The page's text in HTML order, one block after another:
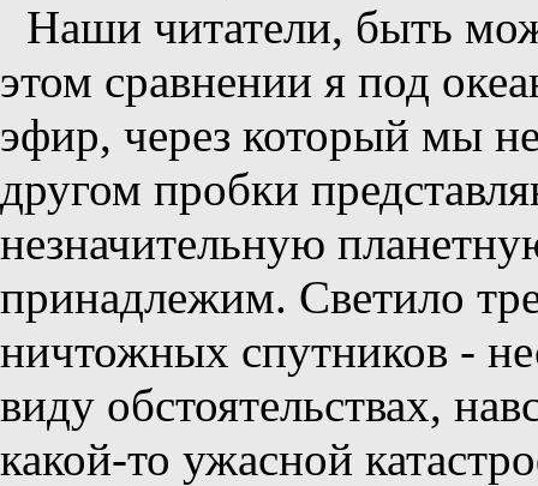
Наши читатели, быть
этом сравнении я под
эфир, через который мы
другом пробки
незначительную
принадлежим. Светило
ничтожных спутников -
виду обстоятельствах,
какой-то ужасной